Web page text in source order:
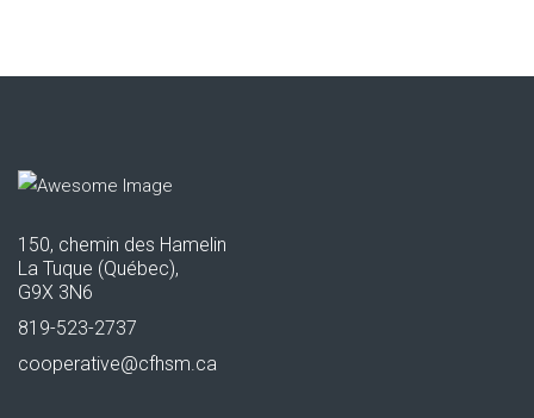
150, chemin des Hamelin
La Tuque (Québec),
G9X 3N6
819-523-2737
cooperative@cfhsm.ca